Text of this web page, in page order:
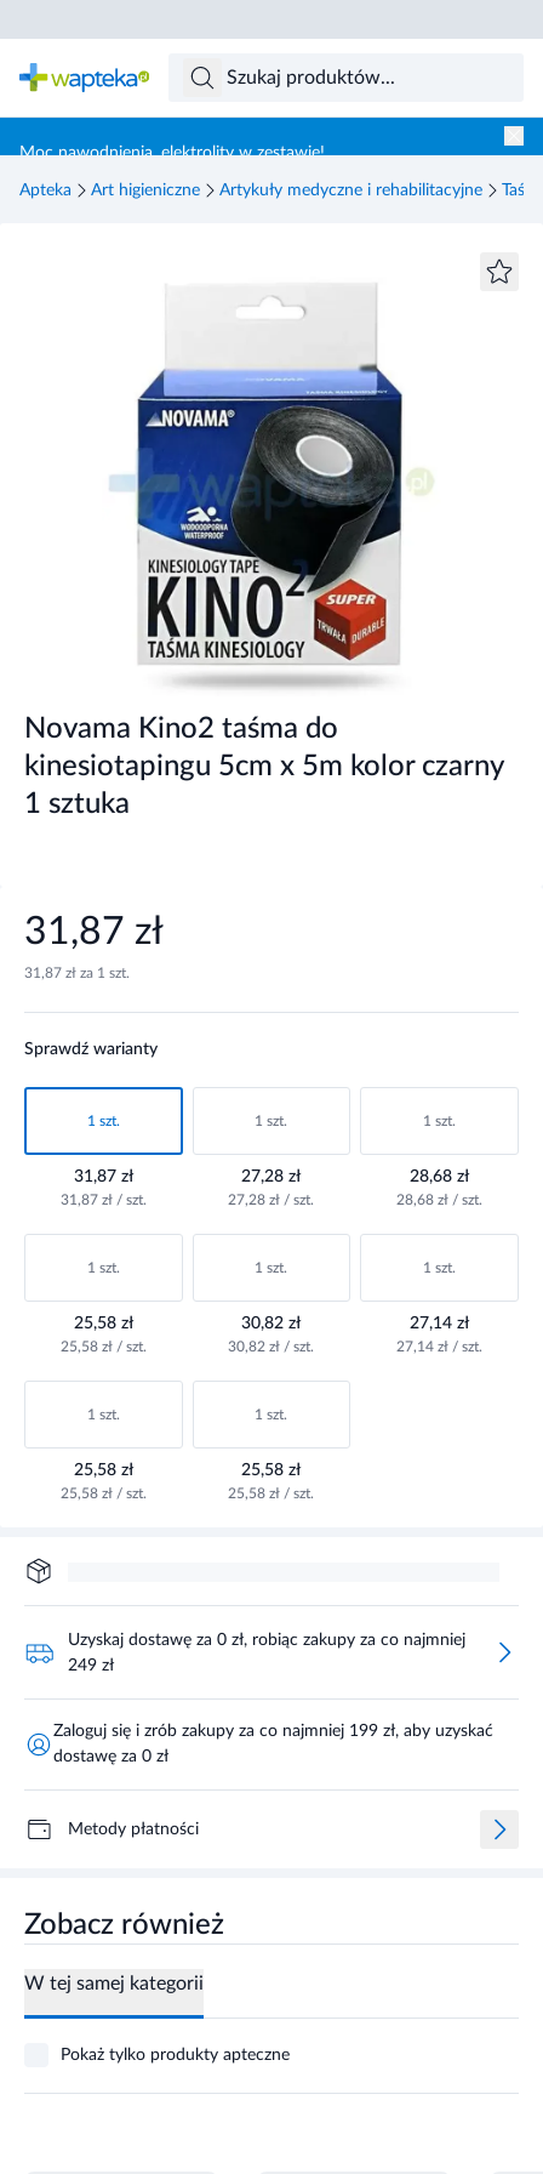
Moc nawodnienia, elektrolity w zestawie!
Apteka Art higieniczne Artykuły medyczne i rehabilitacyjne
Novama Kino2 taśma do
kinesiotapingu 5cm x 5m kolor czarny
1 sztuka
31,87 zł
31,87 zł za 1 szt.
Sprawdź warianty
1 szt.
31,87 zł
31,87 zł / szt.
1 szt.
27,28 zł
27,28 zł / szt.
1 szt.
28,68 zł
28,68 zł / szt.
1 szt.
25,58 zł
25,58 zł / szt.
1 szt.
30,82 zł
30,82 zł / szt.
1 szt.
27,14 zł
27,14 zł / szt.
1 szt.
25,58 zł
25,58 zł / szt.
1 szt.
25,58 zł
25,58 zł / szt.
Uzyskaj dostawę za 0 zł, robiąc zakupy za co najmniej
249 zł
Zaloguj się i zrób zakupy za co najmniej 199 zł, aby uzyskać
dostawę za 0 zł
Metody płatności
Zobacz również
W tej samej kategorii
Pokaż tylko produkty apteczne